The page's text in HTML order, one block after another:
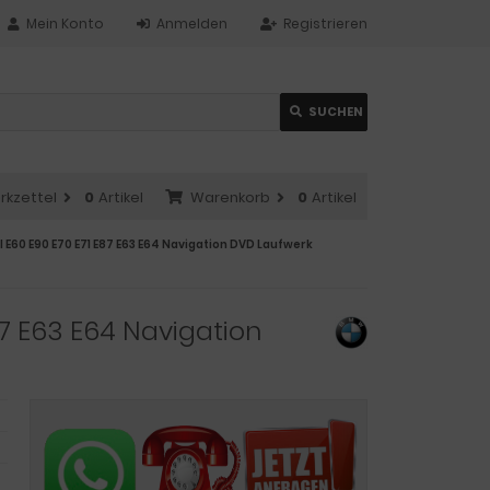
Registrieren
Anmelden
Mein Konto
Verwende
die
oben
unten,
Ergebnis
Eingabetaste,
um
zum
SUCHEN
Warenkorb 0 Artikel
0 Artikel
E90 E70 E71 E87 E63 E64 Navigation DVD Laufwerk
E63 E64 Navigation